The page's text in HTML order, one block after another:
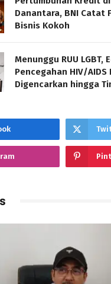
Danantara, BNI Catat
Bisnis Kokoh
Menunggu RUU LGBT,
Pencegahan HIV/AIDS
Digencarkan hingga